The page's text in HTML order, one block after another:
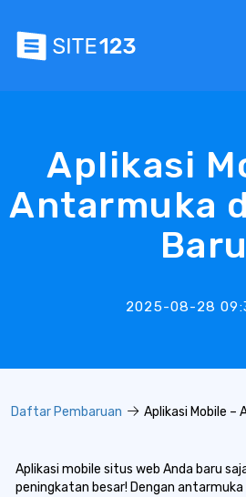
Aplikasi
Antarmuka
Baru
2025-08-28
Daftar Pembaruan Aplikasi Mobile –
Aplikasi mobile situs web Anda baru
peningkatan besar! Dengan